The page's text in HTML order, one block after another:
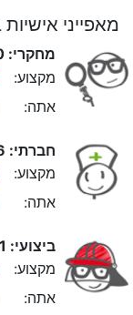
מאפייני
מחקרי: 10
מקצוע:
אתה:
חברתי: 8.6
מקצוע:
אתה:
ביצועי: 7.1
מקצוע:
אתה: